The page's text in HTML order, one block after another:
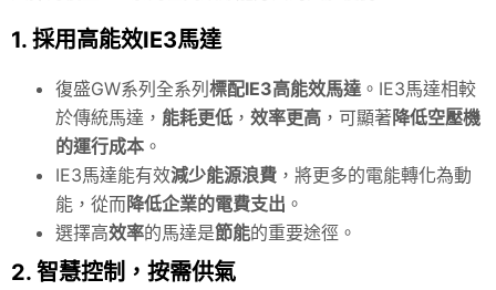
1. 採用高能效IE3馬達
復盛GW系列全系列標配IE3高能效馬達 。IE3馬達相較
於傳統馬達， 能耗更低 ， 效率更高 ，可顯著降低空壓機
的運行成本 。
IE3馬達能有效減少能源浪費 ，將更多的電能轉化為動
能，從而降低企業的電費支出 。
選擇高效率的馬達是節能的重要途徑。
2. 智慧控制，按需供氣